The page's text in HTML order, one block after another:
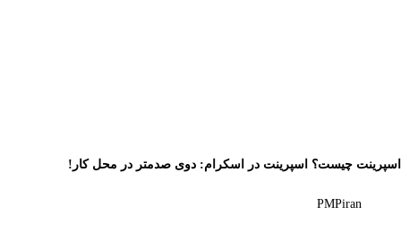
اسپرینت چیست؟ اسپرینت در اسکرام: دوی صدمتر در محل کار!
PMPiran